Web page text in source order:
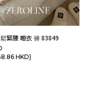
鬆緊腰 睡衣 褲 83849
HKD)